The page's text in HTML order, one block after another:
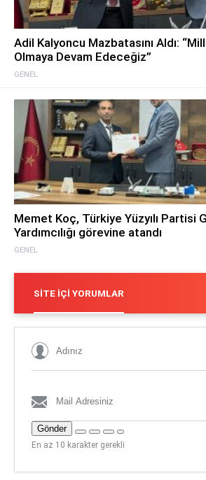
GENEL
Adil Kalyoncu Mazbatasını Aldı:
Olmaya Devam Edeceğiz”
GENEL
Memet Koç, Türkiye Yüzyılı Partisi
Yardımcılığı görevine atandı
SITE İÇI YORUMLAR
Gönder
En az 10 karakter gerekli